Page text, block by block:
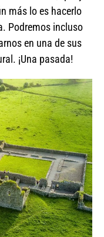
más lo es hacerlo
Podremos incluso
en una de sus
¡Una pasada!